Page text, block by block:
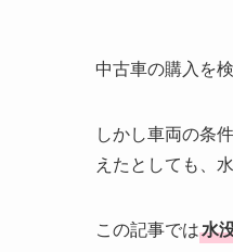
中古車の購入を
しかし車両の条
えたとしても、
この記事では水